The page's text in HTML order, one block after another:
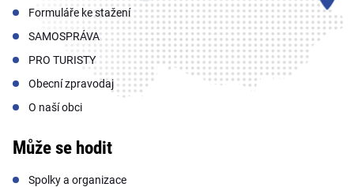
Formuláře ke stažení
SAMOSPRÁVA
PRO TURISTY
Obecní zpravodaj
O naší obci
Může se hodit
Spolky a organizace